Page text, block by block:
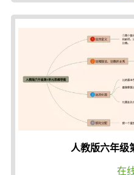
人教版六年级
在